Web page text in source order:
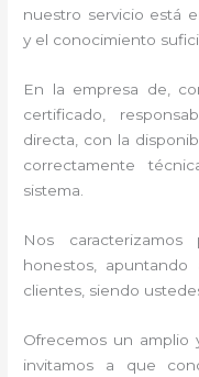
nuestro servicio está
y el conocimiento
En la empresa de ,
certificado,
directa, con la
correctamente
sistema.
Nos
honestos,
clientes, siendo
Ofrecemos un amplio
invitamos a que